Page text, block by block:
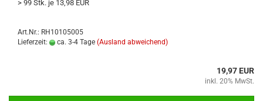
> 99 Stk. je 13,98 EUR
Art.Nr.: RH10105005
Lieferzeit:
ca. 3-4 Tage (Ausland abweichend)
19,97 EUR
inkl. 20% MwSt.